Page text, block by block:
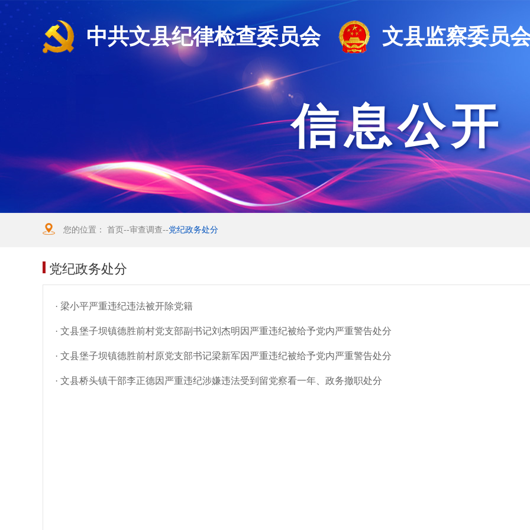
中共文县纪律检查委员会 文县监察委员
信息公开
您的位置： 首页 --审查调查--党纪政务处分
党纪政务处分
· 梁小平严重违纪违法被开除党籍
· 文县堡子坝镇德胜前村党支部副书记刘杰明因严重违纪被给予党内严重警告处分
· 文县堡子坝镇德胜前村原党支部书记梁新军因严重违纪被给予党内严重警告处分
· 文县桥头镇干部李正德因严重违纪涉嫌违法受到留党察看一年、政务撤职处分